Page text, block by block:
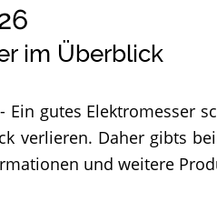
im Überblick
Ein gutes
verlieren. Daher gibts
und weitere